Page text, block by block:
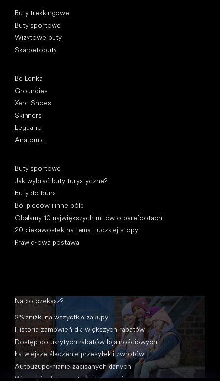
Buty trekkingowe
Buty sportowe
Wizytowe buty
Skarpetobuty
Be Lenka
Groundies
Xero Shoes
Skinners
Leguano
Anatomic
Buty sportowe
Jak wybrać buty turystyczne?
Buty do biura
Ból pleców i inne bóle
Obalamy 10 największych mitów o barefootach!
20 ciekawostek na temat ludzkiej stopy
Prawidłowa postawa
Na co czekasz?
2% zniżki na wszystkie zakupy
Historia zamówień dla większych rabatów
Dostęp do ukrytych rabatów lojalnościowych
Łatwiejsze śledzenie przesyłek i zwrotów
Autouzupełnianie zapisanych danych
Wszystkie dokumenty w jednym miejscu